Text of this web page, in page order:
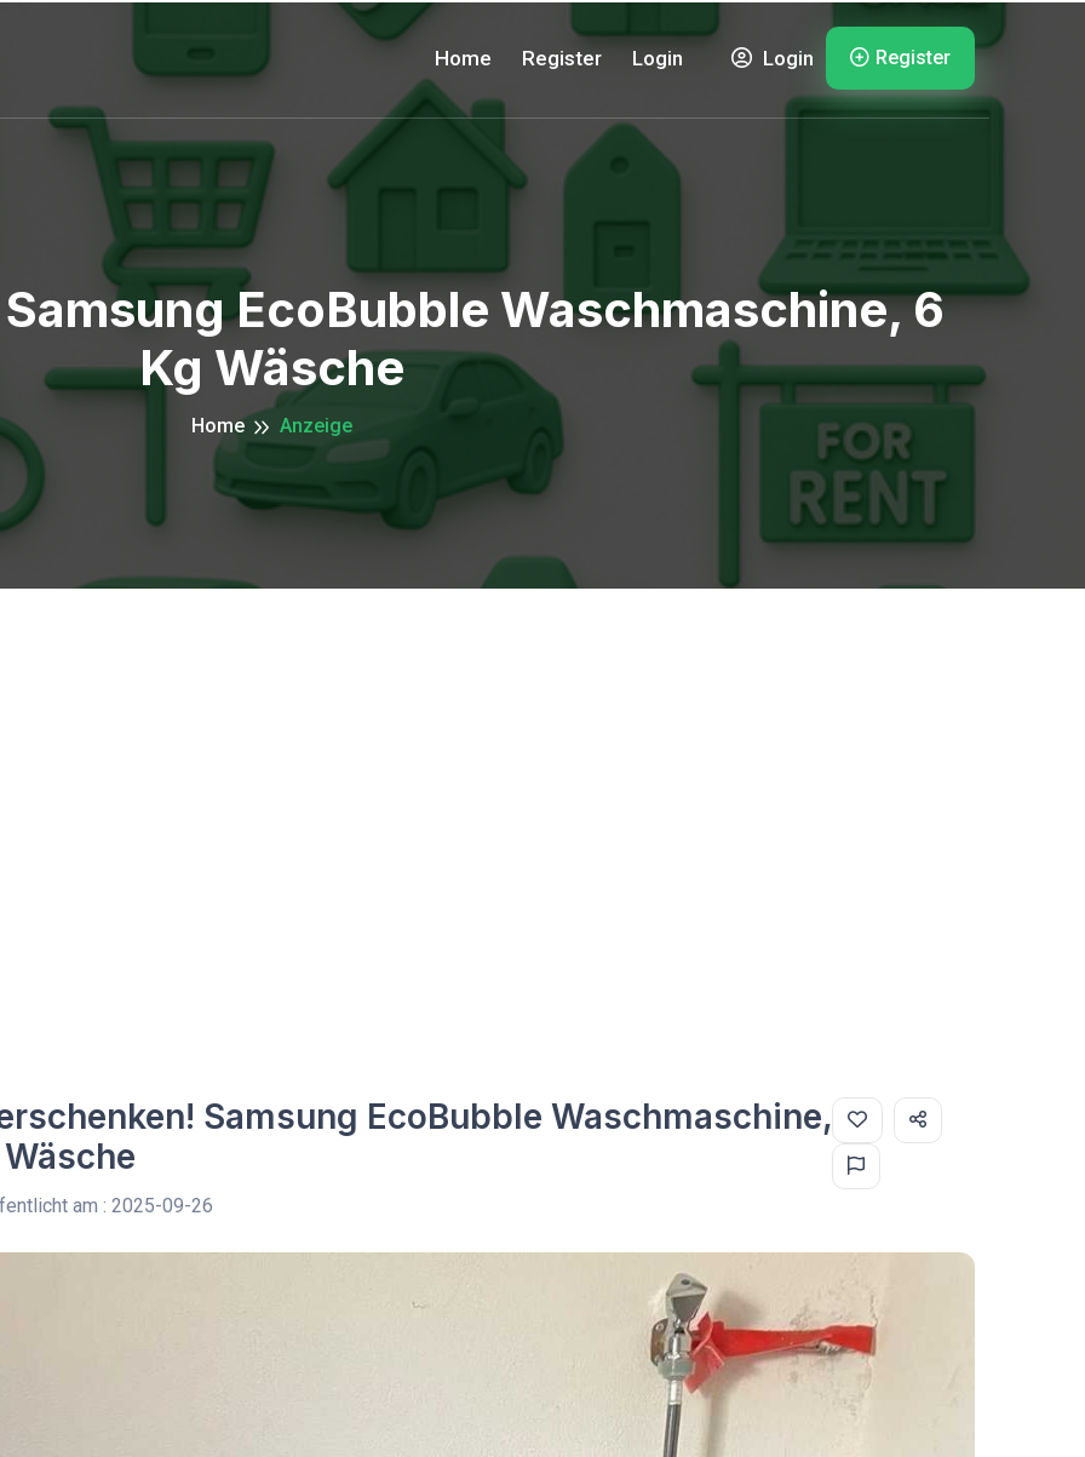
Home Register Login Login Register
EcoBubble Waschmaschine, 6
Kg Wäsche
Home Anzeige
Samsung EcoBubble Waschmaschine,
am : 2025-09-26